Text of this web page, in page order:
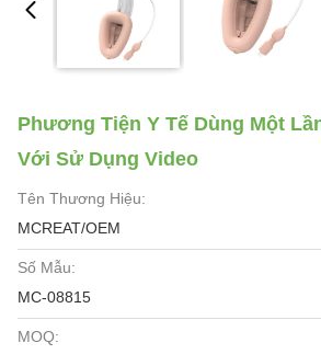
Phương Tiện Y Tế Dùng Một
Với Sử Dụng Video
Tên Thương Hiệu:
MCREAT/OEM
Số Mẫu:
MC-08815
MOQ: